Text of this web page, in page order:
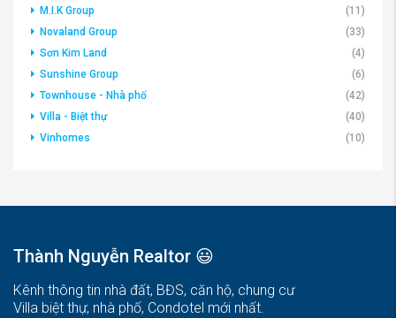
M.I.K Group
(11)
Novaland Group
(33)
Sơn Kim Land
(4)
Sunshine Group
(6)
Townhouse - Nhà phố
(42)
Villa - Biệt thự
(40)
Vinhomes
(10)
Thành Nguyễn Realtor 😃
Kênh thông tin nhà đất, BĐS, căn hộ, chung cư
Villa biệt thự, nhà phố, Condotel mới nhất.